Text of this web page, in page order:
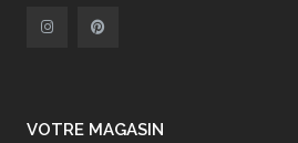
VOTRE MAGASIN